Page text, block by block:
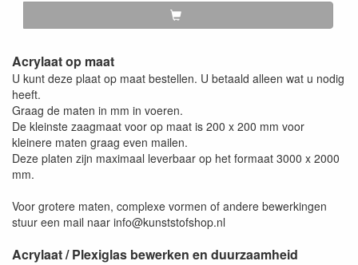
Acrylaat op maat
U kunt deze plaat op maat bestellen. U betaald alleen wat u nodig
heeft.
Graag de maten in mm in voeren.
De kleinste zaagmaat voor op maat is 200 x 200 mm voor
kleinere maten graag even mailen.
Deze platen zijn maximaal leverbaar op het formaat 3000 x 2000
mm.
Voor grotere maten, complexe vormen of andere bewerkingen
stuur een mail naar info@kunststofshop.nl
Acrylaat / Plexiglas bewerken en duurzaamheid